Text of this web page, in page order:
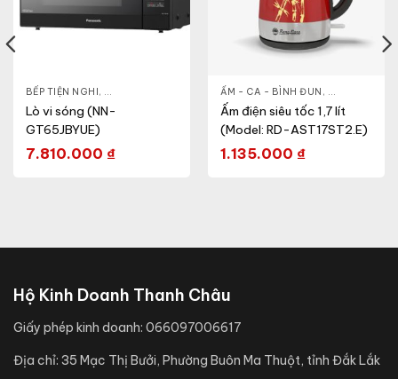
BẾP TIỆN NGHI, GIA DỤNG KHỎE & ĐẸP ,LÒ VI SÓNG
Lò vi sóng (NN-
GT65JBYUE)
7.810.000 ₫
ẤM - CA - BÌNH ĐUN , GIA DỤNG
Ấm điện siêu tốc 1,7 lít
(Model: RD-AST17ST2.E)
1.135.000 ₫
,LÒ VI SÓNG
Hộ Kinh Doanh Thanh Châu
Giấy phép kinh doanh: 066097006617
Địa chỉ: 35 Mạc Thị Bưởi, Phường Buôn Ma Thuột, tỉnh Đắk Lắk